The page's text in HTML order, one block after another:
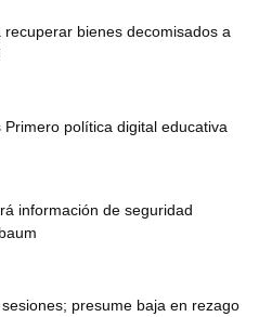
recuperar bienes decomisados a
Primero política digital educativa
información de seguridad
presume baja en rezago